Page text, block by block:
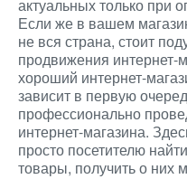
актуальных только при
Если же в вашем
не вся страна, стоит
продвижения интернет-
хороший интернет-
зависит в первую
профессионально
интернет-магазина.
просто посетителю
товары, получить о